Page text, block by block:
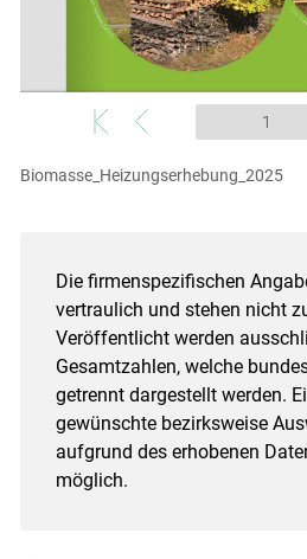
Biomasse_Heizungserhebung_2025
Die firmenspezifischen
vertraulich und stehen nicht
Veröffentlicht werden
Gesamtzahlen, welche
getrennt dargestellt werden.
gewünschte bezirksweise
aufgrund des erhobenen
möglich.